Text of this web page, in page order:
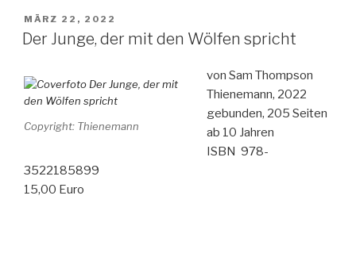
die
Magie
VERÖFFENTLICHT
AM
MÄRZ 22, 2022
Der Junge, der mit den Wölfen spricht
Copyright: Thienemann
von Sam Thompson
Thienemann, 2022
gebunden, 205 Seiten
ab 10 Jahren
ISBN ‎ 978-
3522185899
15,00 Euro